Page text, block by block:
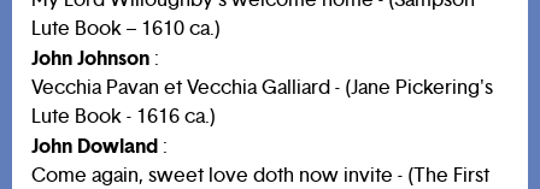
Lute Book – 1610 ca.)
John Johnson :
Vecchia Pavan et Vecchia Galliard - (Jane Pickering's
Lute Book - 1616 ca.)
John Dowland :
Come again, sweet love doth now invite - (The First